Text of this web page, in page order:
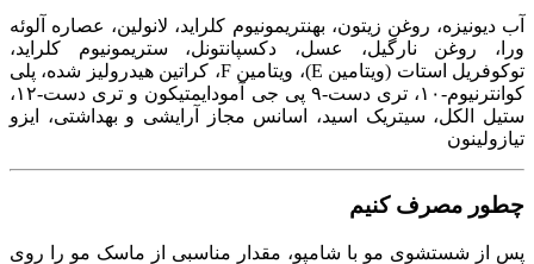
روغن زیتون، بهنتریمونیوم کلراید، لانولین، عصاره آلوئه
نارگیل، عسل، دکسپانتونل، ستریمونیوم کلراید،
توکوفریل استات (ویتامین E)، ویتامین F، کراتین هیدرولیز شده، پلی
کوانترنیوم-۱۰، تری دست-۹ پی جی آمودایمتیکون و تری دست-۱۲،
سیتریک اسید، اسانس مجاز آرایشی و بهداشتی، ایزو
کنیم
مو با شامپو، مقدار مناسبی از ماسک مو را روی